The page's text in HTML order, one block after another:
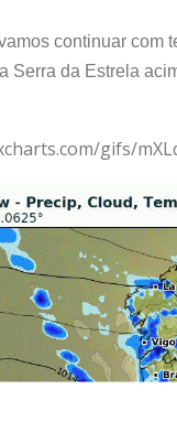
continuar com
Serra da Estrela
gifs/